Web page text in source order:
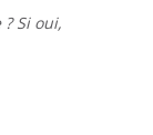
Si oui,